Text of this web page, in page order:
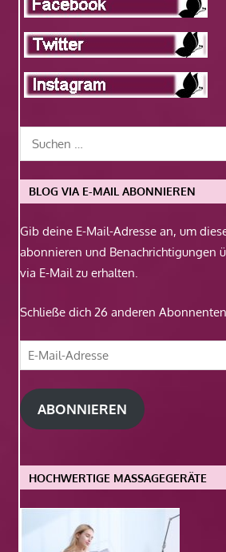
BLOG VIA E-MAIL ABONNIEREN
Gib deine E-Mail-Adresse an, um
abonnieren und Benachrichtigungen
via E-Mail zu erhalten.
Schließe dich 26 anderen
E-
Mail-
Adresse
ABONNIEREN
HOCHWERTIGE MASSAGEGERÄTE